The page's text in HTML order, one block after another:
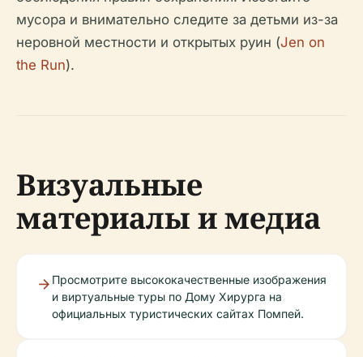
мусора и внимательно следите за детьми из-за
неровной местности и открытых руин (Jen on
the Run).
Визуальные
материалы и медиа
Просмотрите высококачественные изображения
и виртуальные туры по Дому Хирурга на
официальных туристических сайтах Помпей.